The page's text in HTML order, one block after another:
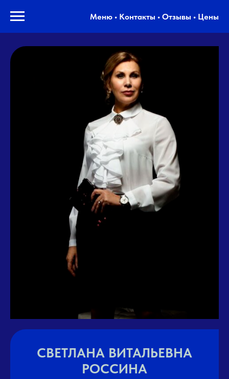
Меню • Контакты • Отзывы • Цены
СВЕТЛАНА ВИТАЛЬЕВНА
РОССИНА